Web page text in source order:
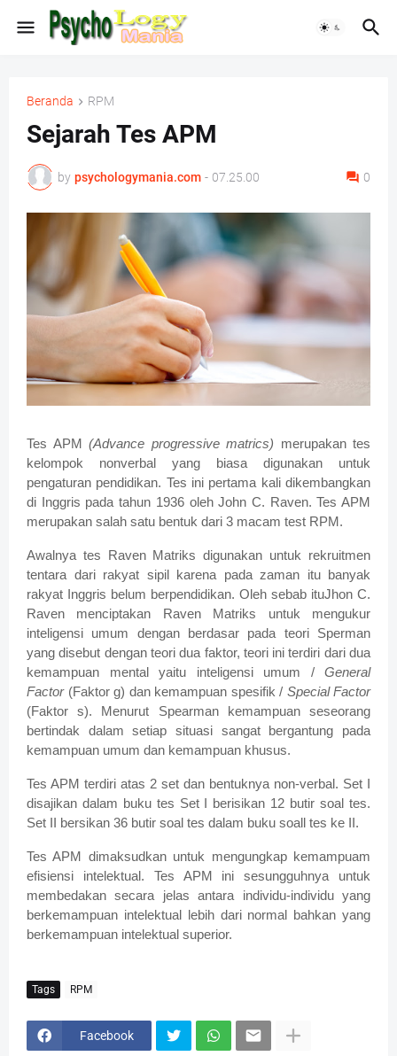
Beranda RPM
Sejarah Tes APM
by psychologymania.com - 07.25.00 0
Tes APM (Advance progressive matrics) merupakan tes
kelompok nonverbal yang biasa digunakan untuk
pengaturan pendidikan. Tes ini pertama kali dikembangkan
di Inggris pada tahun 1936 oleh John C. Raven. Tes APM
merupakan salah satu bentuk dari 3 macam test RPM.
Awalnya tes Raven Matriks digunakan untuk rekruitmen
tentara dari rakyat sipil karena pada zaman itu banyak
rakyat Inggris belum berpendidikan. Oleh sebab ituJhon C.
Raven menciptakan Raven Matriks untuk mengukur
inteligensi umum dengan berdasar pada teori Sperman
yang disebut dengan teori dua faktor, teori ini terdiri dari dua
kemampuan mental yaitu inteligensi umum / General
Factor(Faktor g) dan kemampuan spesifik / Special Factor
(Faktor s). Menurut Spearman kemampuan seseorang
bertindak dalam setiap situasi sangat bergantung pada
kemampuan umum dan kemampuan khusus.
Tes APM terdiri atas 2 set dan bentuknya non-verbal. Set I
disajikan dalam buku tes Set I berisikan 12 butir soal tes.
Set II bersikan 36 butir soal tes dalam buku soall tes ke II.
Tes APM dimaksudkan untuk mengungkap kemampuam
efisiensi intelektual. Tes APM ini sesungguhnya untuk
membedakan secara jelas antara individu-individu yang
berkemampuan intelektual lebih dari normal bahkan yang
berkemampuan intelektual superior.
Tags RPM
Facebook